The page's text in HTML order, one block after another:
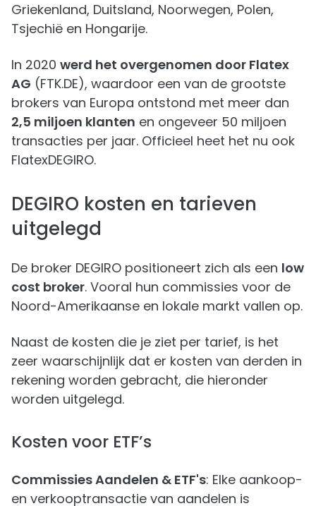
Griekenland, Duitsland, Noorwegen, Polen,
Tsjechië en Hongarije.
In 2020 werd het overgenomen door Flatex
AG (FTK.DE), waardoor een van de grootste
brokers van Europa ontstond met meer dan
2,5 miljoen klanten en ongeveer 50 miljoen
transacties per jaar. Officieel heet het nu ook
FlatexDEGIRO.
DEGIRO kosten en tarieven
uitgelegd
De broker DEGIRO positioneert zich als een low
cost broker. Vooral hun commissies voor de
Noord-Amerikaanse en lokale markt vallen op.
Naast de kosten die je ziet per tarief, is het
zeer waarschijnlijk dat er kosten van derden in
rekening worden gebracht, die hieronder
worden uitgelegd.
Kosten voor ETF’s
Commissies Aandelen & ETF's: Elke aankoop-
en verkooptransactie van aandelen is